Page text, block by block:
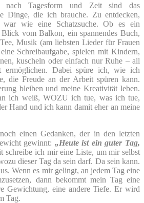
nach Tagesform und Zeit sind das
Dinge, die ich brauche. Zu entdecken,
wie eine Schatzsuche. Ob es ein
vom Balkon, ein spannendes Buch,
Musik (am liebsten Lieder für Frauen
Schreibaufgabe, spielen mit Kindern,
kuscheln oder einfach nur Ruhe – all
ermöglichen. Dabei spüre ich, wie ich
die Freude an der Arbeit spüren kann.
bleiben und meine Kreativität leben.
ich weiß, WOZU ich tue, was ich tue,
Hand und ich kann damit eher an meine
einen Gedanken, der in den letzten
gewinnt: „Heute ist ein guter Tag,
schreibe ich mir eine Liste, um mir selbst
dieser Tag da sein darf. Da sein kann.
Wenn es mir gelingt, an jedem Tag eine
dann bekommt mein Tag eine
Gewichtung, eine andere Tiefe. Er wird
Tag.